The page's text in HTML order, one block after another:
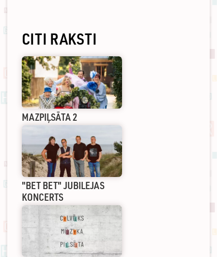
CITI RAKSTI
MAZPIĻSĀTA 2
"BET BET" JUBILEJAS
KONCERTS